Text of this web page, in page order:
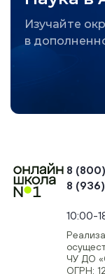
Изучайте
в
8
8
10:00-
ЧУ ДО
ОГРН: